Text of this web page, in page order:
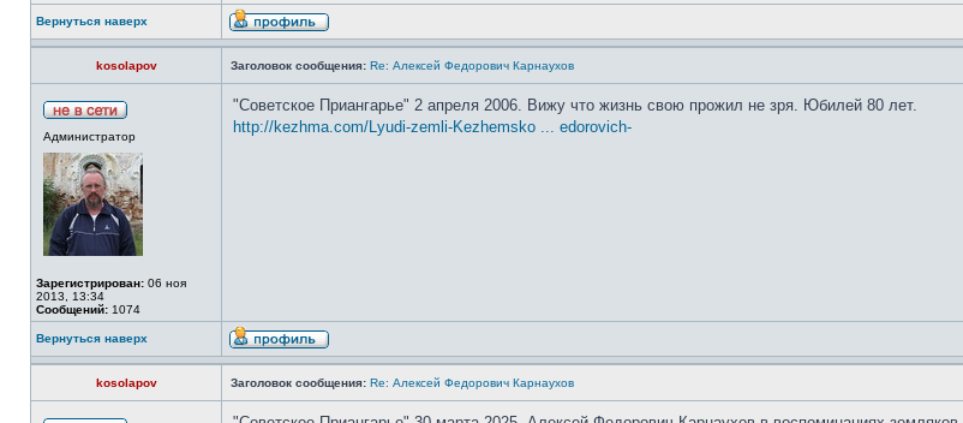
Вернуться наверх
kosolapov Заголовок сообщения: Re: Алексей Федорович Карнаухов
Администратор
Зарегистрирован: 06 ноя
2013, 13:34
Сообщений: 1074
"Советское Приангарье" 2 апреля 2006. Вижу что жизнь свою прожил не зря. Юбилей 80 лет.
http://kezhma.com/Lyudi-zemli-Kezhemsko ... edorovich-
Вернуться наверх
kosolapov Заголовок сообщения: Re: Алексей Федорович Карнаухов